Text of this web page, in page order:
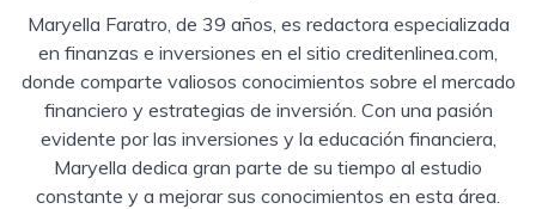
Maryella Faratro, de 39 años, es redactora especializada
en finanzas e inversiones en el sitio creditenlinea.com,
donde comparte valiosos conocimientos sobre el mercado
financiero y estrategias de inversión. Con una pasión
evidente por las inversiones y la educación financiera,
Maryella dedica gran parte de su tiempo al estudio
constante y a mejorar sus conocimientos en esta área.